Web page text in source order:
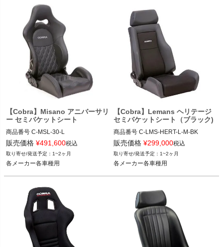
【Cobra】Misano アニバーサリ
ー セミバケットシート
商品番号 C-MSL-30-L
C_MSL-30-L
12VIVID"C MSL-30-L"
販売価格 ¥491,600税込
1~2ヶ月
各メーカー各車種用
【Cobra】Lemans ヘリテージ
セミバケットシート（ブラック)
商品番号 C-LMS-HERT-L-M-BK
C_LMS-HERT-L-M-BK
12VIVID"C LMS-HERT-L-M-BK"
販売価格 ¥299,000税込
1~2ヶ月
各メーカー各車種用